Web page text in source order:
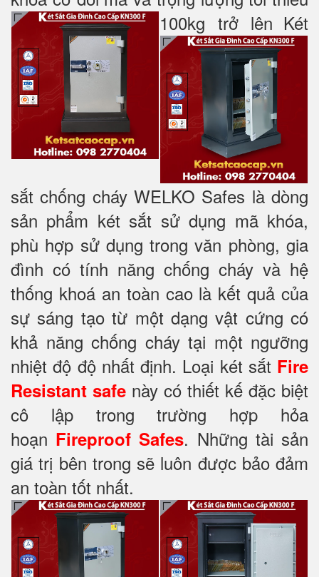
100kg trở lên Két
sắt chống cháy WELKO Safes là dòng
sản phẩm két sắt sử dụng mã khóa,
phù hợp sử dụng trong văn phòng, gia
đình có tính năng chống cháy và hệ
thống khoá an toàn cao là kết quả của
sự sáng tạo từ một dạng vật cứng có
khả năng chống cháy tại một ngưỡng
nhiệt độ độ nhất định. Loại két sắt Fire
Resistant safe này có thiết kế đặc biệt
cô lập trong trường hợp hỏa
hoạn Fireproof Safes. Những tài sản
giá trị bên trong sẽ luôn được bảo đảm
an toàn tốt nhất.